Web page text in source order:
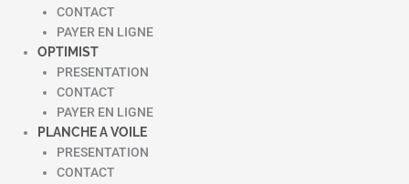
CONTACT
PAYER EN LIGNE
OPTIMIST
PRESENTATION
CONTACT
PAYER EN LIGNE
PLANCHE A VOILE
PRESENTATION
CONTACT